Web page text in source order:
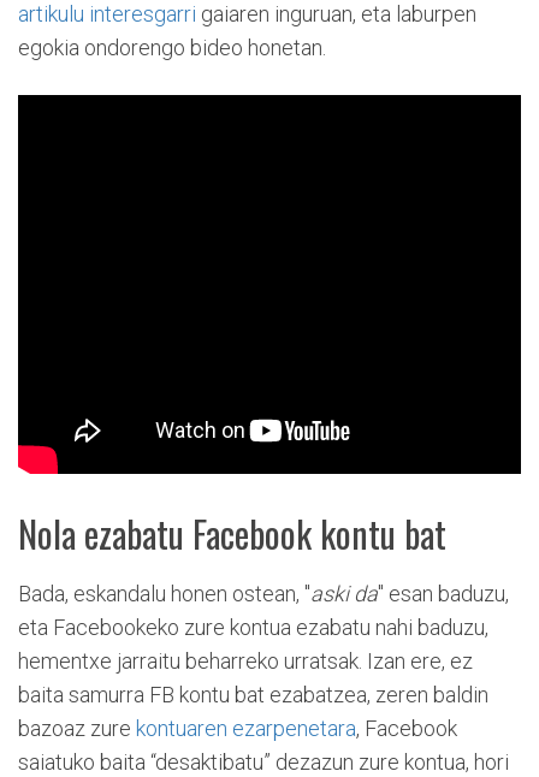
artikulu interesgarri gaiaren inguruan, eta laburpen
egokia ondorengo bideo honetan.
Nola ezabatu Facebook kontu bat
Bada, eskandalu honen ostean, "aski da" esan baduzu,
eta Facebookeko zure kontua ezabatu nahi baduzu,
hementxe jarraitu beharreko urratsak. Izan ere, ez
baita samurra FB kontu bat ezabatzea, zeren baldin
bazoaz zure kontuaren ezarpenetara, Facebook
saiatuko baita “desaktibatu” dezazun zure kontua, hori